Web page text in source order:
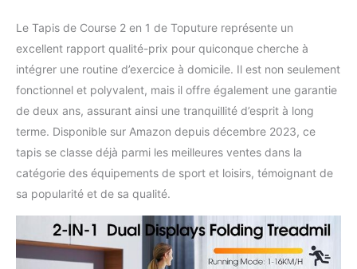
130 kg. La ceinture de
course à texture
antidérapante à 7
couches a une grande
surface de course
(1000*400MM). Les
colonnes internes en
fortement les impacts,
amortissant vos genoux,
vos muscles et vos
réduisant le bruit pour
éviter de déranger les
autres. 【Conception peu
Le Tapis de Course 2 en 1 de Toputure représente un
excellent rapport qualité-prix pour quiconque cherche à
intégrer une routine d’exercice à domicile. Il est non seulement
fonctionnel et polyvalent, mais il offre également une garantie
de deux ans, assurant ainsi une tranquillité d’esprit à long
terme. Disponible sur Amazon depuis décembre 2023, ce
tapis se classe déjà parmi les meilleures ventes dans la
catégorie des équipements de sport et loisirs, témoignant de
sa popularité et de sa qualité.